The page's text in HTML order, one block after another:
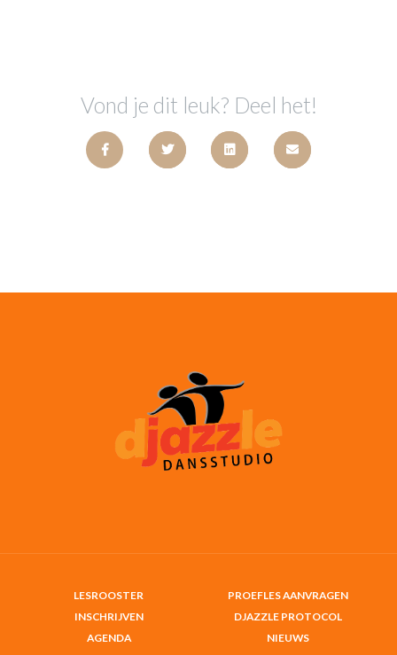
Vond je dit leuk? Deel het!
LESROOSTER
PROEFLES AANVRAGEN
INSCHRIJVEN
DJAZZLE PROTOCOL
AGENDA
NIEUWS